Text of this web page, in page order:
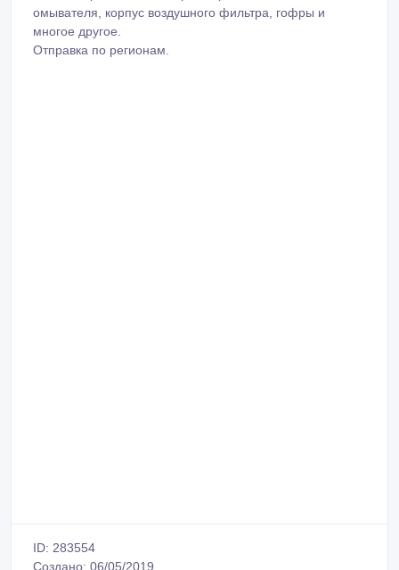
омывателя, корпус воздушного фильтра, гофры и
многое другое.
Отправка по регионам.
ID: 283554
Создано: 06/05/2019